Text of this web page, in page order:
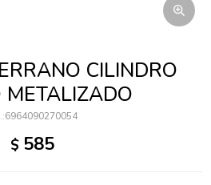
CILINDRO
METALIZADO
6964090270054
$ 585